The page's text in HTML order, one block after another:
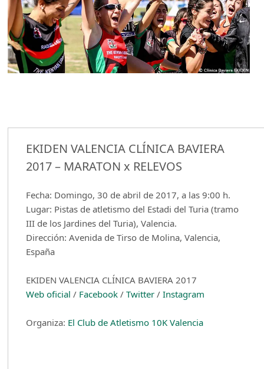
EKIDEN VALENCIA CLÍNICA BAVIERA
2017 – MARATON x RELEVOS
Fecha: Domingo, 30 de abril de 2017, a las 9:00 h.
Lugar: Pistas de atletismo del Estadi del Turia (tramo
III de los Jardines del Turia), Valencia.
Dirección: Avenida de Tirso de Molina, Valencia,
España
EKIDEN VALENCIA CLÍNICA BAVIERA 2017
Web oficial / Facebook /Twitter /Instagram
Organiza: El Club de Atletismo 10K Valencia